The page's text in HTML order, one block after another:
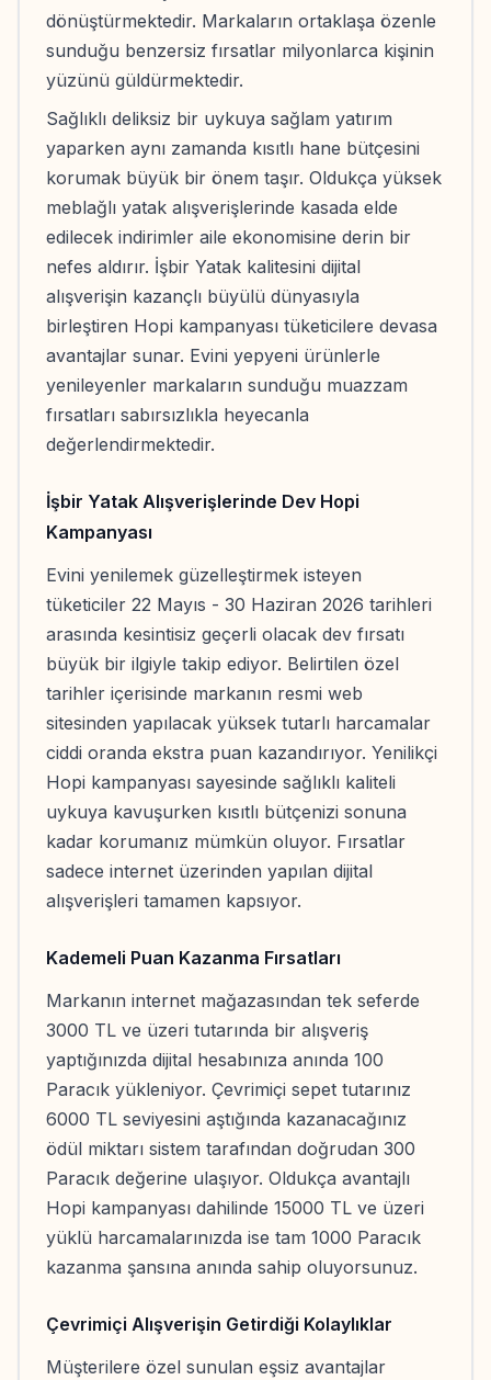
dönüştürmektedir. Markaların ortaklaşa özenle
sunduğu benzersiz fırsatlar milyonlarca kişinin
yüzünü güldürmektedir.
Sağlıklı deliksiz bir uykuya sağlam yatırım
yaparken aynı zamanda kısıtlı hane bütçesini
korumak büyük bir önem taşır. Oldukça yüksek
meblağlı yatak alışverişlerinde kasada elde
edilecek indirimler aile ekonomisine derin bir
nefes aldırır. İşbir Yatak kalitesini dijital
alışverişin kazançlı büyülü dünyasıyla
birleştiren Hopi kampanyası tüketicilere devasa
avantajlar sunar. Evini yepyeni ürünlerle
yenileyenler markaların sunduğu muazzam
fırsatları sabırsızlıkla heyecanla
değerlendirmektedir.
İşbir Yatak Alışverişlerinde Dev Hopi
Kampanyası
Evini yenilemek güzelleştirmek isteyen
tüketiciler 22 Mayıs - 30 Haziran 2026 tarihleri
arasında kesintisiz geçerli olacak dev fırsatı
büyük bir ilgiyle takip ediyor. Belirtilen özel
tarihler içerisinde markanın resmi web
sitesinden yapılacak yüksek tutarlı harcamalar
ciddi oranda ekstra puan kazandırıyor. Yenilikçi
Hopi kampanyası sayesinde sağlıklı kaliteli
uykuya kavuşurken kısıtlı bütçenizi sonuna
kadar korumanız mümkün oluyor. Fırsatlar
sadece internet üzerinden yapılan dijital
alışverişleri tamamen kapsıyor.
Kademeli Puan Kazanma Fırsatları
Markanın internet mağazasından tek seferde
3000 TL ve üzeri tutarında bir alışveriş
yaptığınızda dijital hesabınıza anında 100
Paracık yükleniyor. Çevrimiçi sepet tutarınız
6000 TL seviyesini aştığında kazanacağınız
ödül miktarı sistem tarafından doğrudan 300
Paracık değerine ulaşıyor. Oldukça avantajlı
Hopi kampanyası dahilinde 15000 TL ve üzeri
yüklü harcamalarınızda ise tam 1000 Paracık
kazanma şansına anında sahip oluyorsunuz.
Çevrimiçi Alışverişin Getirdiği Kolaylıklar
Müşterilere özel sunulan eşsiz avantajlar